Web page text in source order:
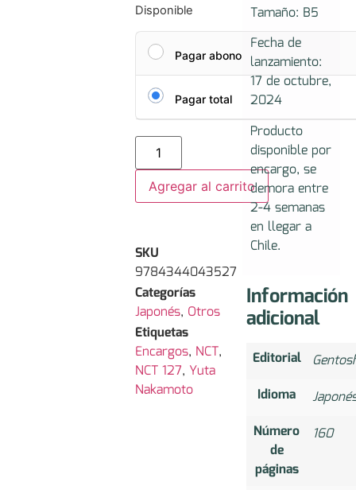
Disponible
Pagar abono
Pagar total
Agregar al carrito
SKU
9784344043527
Categorías
Japonés, Otros
Etiquetas
Encargos, NCT,
NCT 127, Yuta
Nakamoto
Tamaño: B5
Fecha de
lanzamiento:
17 de octubre,
2024
Producto
disponible por
encargo, se
demora entre
2-4 semanas
en llegar a
Chile.
Información
adicional
Editorial
Idioma
Número
de
páginas
160